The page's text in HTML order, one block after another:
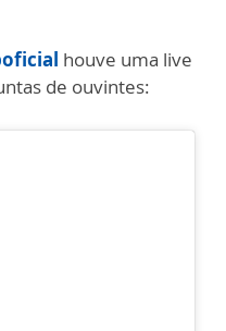
houve uma live
de ouvintes: